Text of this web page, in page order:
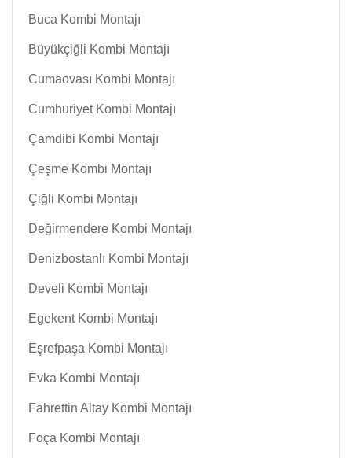
Buca Kombi Montajı
Büyükçiğli Kombi Montajı
Cumaovası Kombi Montajı
Cumhuriyet Kombi Montajı
Çamdibi Kombi Montajı
Çeşme Kombi Montajı
Çiğli Kombi Montajı
Değirmendere Kombi Montajı
Denizbostanlı Kombi Montajı
Develi Kombi Montajı
Egekent Kombi Montajı
Eşrefpaşa Kombi Montajı
Evka Kombi Montajı
Fahrettin Altay Kombi Montajı
Foça Kombi Montajı